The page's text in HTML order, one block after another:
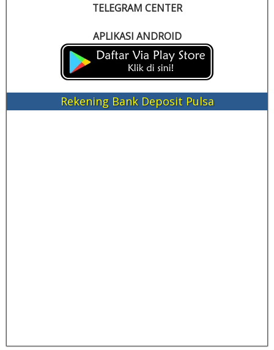
TELEGRAM CENTER
APLIKASI ANDROID
Rekening Bank Deposit Pulsa